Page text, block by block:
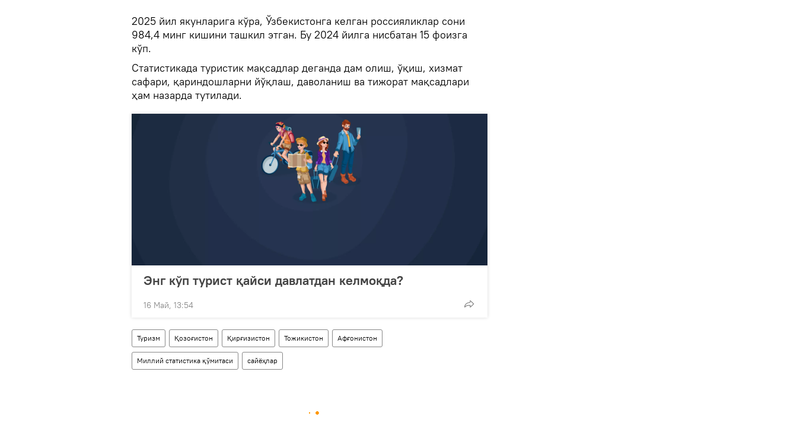
2025 йил якунларига кўра, Ўзбекистонга келган россияликлар сони
984,4 минг кишини ташкил этган. Бу 2024 йилга нисбатан 15 фоизга
кўп.
Статистикада туристик мақсадлар деганда дам олиш, ўқиш, хизмат
сафари, қариндошларни йўқлаш, даволаниш ва тижорат мақсадлари
ҳам назарда тутилади.
Энг кўп турист қайси давлатдан келмоқда?
16 Май, 13:54
Туризм Қозоғистон Қирғизистон Тожикистон Афғонистон
Миллий статистика қўмитаси сайёҳлар